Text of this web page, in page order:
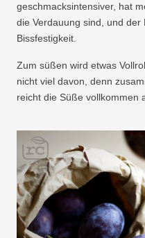
geschmacksintensiver, hat
die Verdauung sind, und
Bissfestigkeit.
Zum süßen wird etwas
nicht viel davon, denn
reicht die Süße vollkommen